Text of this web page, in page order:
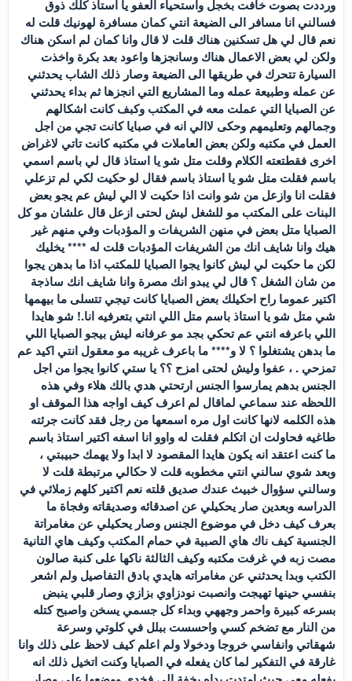
ورددت بصوت خافت بخجل واستحياء العفو يا استاذ كلك ذوق
فسالني انا مسافر الى الضيعة انتي كمان مسافرة لهونيك قلت له
نعم قال لي هل تسكنين هناك قلت لا قال وانا كمان لم اسكن هناك
ولكن لي بعض الاعمال هناك وسانجزها واعود بعد بكرة واخذت
السيارة تتحرك في طريقها الى الضيعة وصار ذلك الشاب يحدثني
عن عمله وطبيعة عمله وما المشاريع التي انجزها ثم بداء يحدثني
عن الصبايا التي عملت معه في المكتب وكبف كانت اشكالهم
وجمالهم وتعليمهم وحكى لاالي انه في صبايا كانت تجي من اجل
العمل في مكتبه ولكن بعض العاملات في مكتبه كانت تاتي لاغراض
اخرى فقطتعته الكلام وقلت متل شو يا استاذ قال لي باسم اسمي
باسم فقلت متل شو يا استاذ باسم فقال لو حكيت لكي لم تزعلي
فقلت انا وازعل من شو وانت اذا حكيت لا الي ليش عم يجو بعض
البنات على المكتب مو للشغل ليش لحتى ازعل قال علشان مو كل
الصبايا متل بعض في منهن الشريفات و المؤدبات وفي منهم غير
هيك وانا شايف انك من الشريفات المؤدبات قلت له **** يخليك
لكن ما حكيت لي ليش كانوا يجوا الصبايا للمكتب اذا ما بدهن يجوا
من شان الشغل ؟ قال لي يبدو انك مصرة وانا شايف انك ساذجة
اكتير عموما راح احكيلك بعض الصبايا كانت تيجي تتسلى ما بيهمها
شي متل شو يا استاذ باسم متل اللي انتي بتعرفيه انا.! شو هايدا
اللي باعرفه انتي عم تحكي بجد مو عرفانه ليش بيجو الصبايا اللي
ما بدهن يشتغلوا ؟ لا و**** ما باعرف غريبه مو معقول انتي اكيد عم
تمزحي . ، عفوا وليش لحتى امزح ؟؟ يا ستي كانوا يجوا من اجل
الجنس بدهم يمارسوا الجنس ارتحتي هدي بالك هلاء وفي هذه
اللحظه عند سماعي لماقال لم اعرف كيف اواجه هذا الموقف او
هذه الكلمه لانها كانت اول مره اسمعها من رجل فقد كانت جرئته
طاغيه فحاولت ان اتكلم فقلت له واوو انا اسفه اكتير استاذ باسم
ما كنت اعتقد انه يكون هايدا المقصود لا ابدا ولا يهمك حبيبتي ،
وبعد شوي سالني انتي مخطوبه قلت لا حكالي مرتبطة قلت لا
وسالني سؤوال خبيث عندك صديق قلته نعم اكتير كلهم زملائي في
الدراسه وبعدين صار يحكيلي عن اصدقائه وصديقاته وفجاة ما
بعرف كيف دخل في موضوع الجنس وصار يحكيلي عن مغامراتة
الجنسية كيف ناك هاي الصبية في حمام المكتب وكيف هاي التانية
مصت زبه في غرفت مكتبه وكيف الثالثة ناكها على كنبة صالون
الكتب وبدا يحدثني عن مغامراته هايدي بادق التفاصيل ولم اشعر
بنفسي حينها تهيجت وانصبت نودزاوي بزازي وصار قلبي ينبض
بسرعه كبيرة واحمر وجههي وبداء كل جسمي يسخن واصبح كتله
من النار مع تضخم كسي واحسست ببلل في كلوتي وسرعة
شهقاتي وانفاسي خروجا ودخولا ولم اعلم كيف لاحظ على ذلك وانا
غارقة في التفكير لما كان يفعله في الصبايا وكنت اتخيل ذلك انه